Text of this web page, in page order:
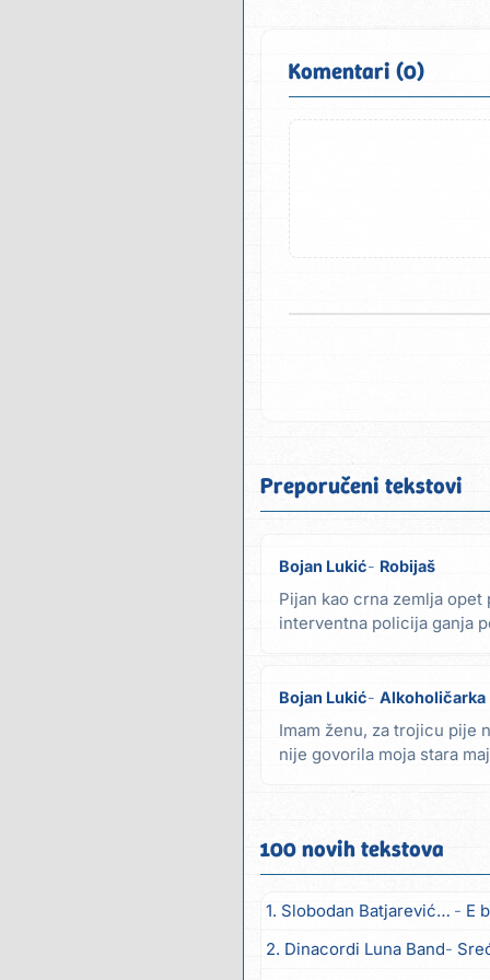
Komentari (0)
Preporučeni tekstovi
Bojan Lukić Robijaš
Pijan kao crna zemlja
interventna policija ganja
Bojan Lukić Alkoholičarka
Imam ženu, za trojicu pije
nije govorila moja stara
100 novih tekstova
1. Slobodan Batjarević Čobe
E
2. Dinacordi Luna Band
Sreću